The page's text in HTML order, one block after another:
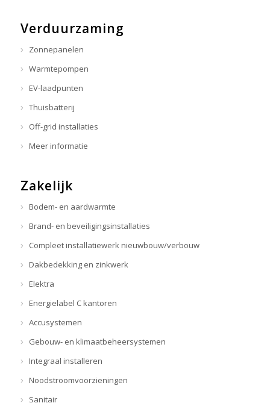
Verduurzaming
Zonnepanelen
Warmtepompen
EV-laadpunten
Thuisbatterij
Off-grid installaties
Meer informatie
Zakelijk
Bodem- en aardwarmte
Brand- en beveiligingsinstallaties
Compleet installatiewerk nieuwbouw/verbouw
Dakbedekking en zinkwerk
Elektra
Energielabel C kantoren
Accusystemen
Gebouw- en klimaatbeheersystemen
Integraal installeren
Noodstroomvoorzieningen
Sanitair